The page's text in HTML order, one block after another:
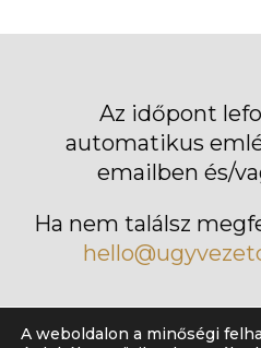
Az időpont
automatikus
emailben és/
Ha nem találsz
A weboldalon a minőségi